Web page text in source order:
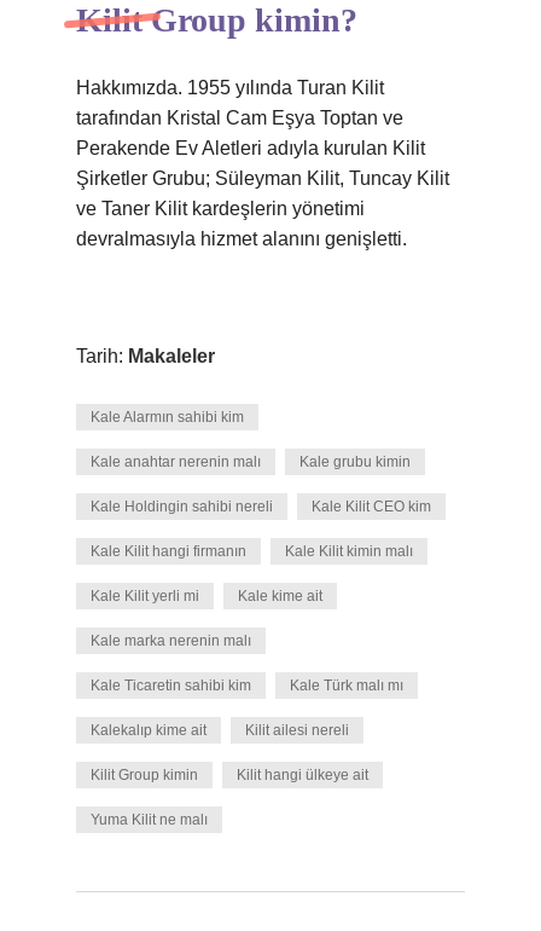
Kilit Group kimin?
Hakkımızda. 1955 yılında Turan Kilit
tarafından Kristal Cam Eşya Toptan ve
Perakende Ev Aletleri adıyla kurulan Kilit
Şirketler Grubu; Süleyman Kilit, Tuncay Kilit
ve Taner Kilit kardeşlerin yönetimi
devralmasıyla hizmet alanını genişletti.
Tarih: Makaleler
Kale Alarmın sahibi kim
Kale anahtar nerenin malı Kale grubu kimin
Kale Holdingin sahibi nereli Kale Kilit CEO kim
Kale Kilit hangi firmanın Kale Kilit kimin malı
Kale Kilit yerli mi Kale kime ait
Kale marka nerenin malı
Kale Ticaretin sahibi kim Kale Türk malı mı
Kalekalıp kime ait Kilit ailesi nereli
Kilit Group kimin Kilit hangi ülkeye ait
Yuma Kilit ne malı